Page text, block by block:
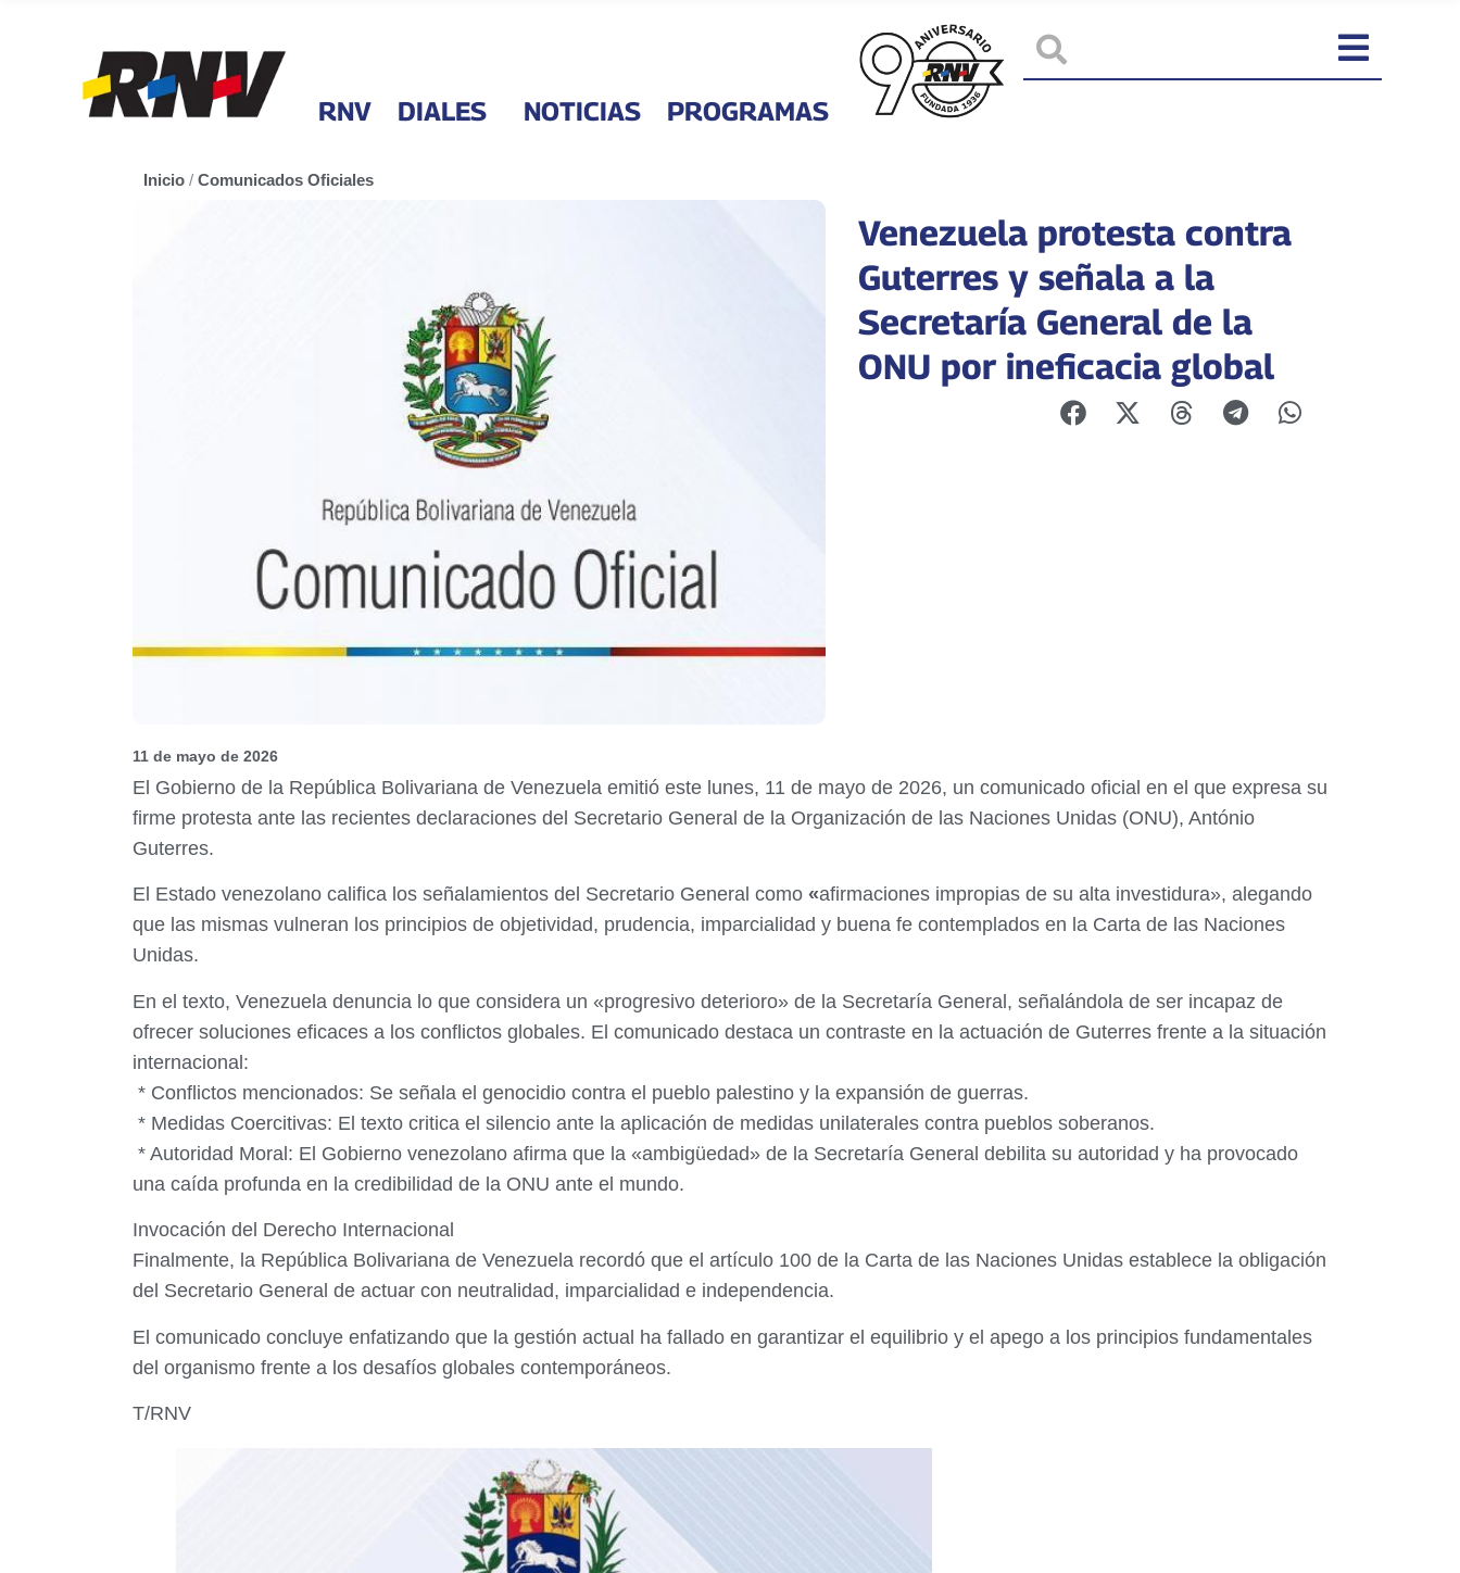
RNV DIALES NOTICIAS PROGRAMAS
Inicio / Comunicados Oficiales
Venezuela protesta contra
Guterres y señala a la
Secretaría General de la
ONU por ineficacia global
11 de mayo de 2026
El Gobierno de la República Bolivariana de Venezuela emitió este lunes, 11 de mayo de 2026, un comunicado oficial en el que expresa su
firme protesta ante las recientes declaraciones del Secretario General de la Organización de las Naciones Unidas (ONU), António
Guterres.
El Estado venezolano califica los señalamientos del Secretario General como «afirmaciones impropias de su alta investidura», alegando
que las mismas vulneran los principios de objetividad, prudencia, imparcialidad y buena fe contemplados en la Carta de las Naciones
Unidas.
En el texto, Venezuela denuncia lo que considera un «progresivo deterioro» de la Secretaría General, señalándola de ser incapaz de
ofrecer soluciones eficaces a los conflictos globales. El comunicado destaca un contraste en la actuación de Guterres frente a la situación
internacional:
* Conflictos mencionados: Se señala el genocidio contra el pueblo palestino y la expansión de guerras.
* Medidas Coercitivas: El texto critica el silencio ante la aplicación de medidas unilaterales contra pueblos soberanos.
* Autoridad Moral: El Gobierno venezolano afirma que la «ambigüedad» de la Secretaría General debilita su autoridad y ha provocado
una caída profunda en la credibilidad de la ONU ante el mundo.
Invocación del Derecho Internacional
Finalmente, la República Bolivariana de Venezuela recordó que el artículo 100 de la Carta de las Naciones Unidas establece la obligación
del Secretario General de actuar con neutralidad, imparcialidad e independencia.
El comunicado concluye enfatizando que la gestión actual ha fallado en garantizar el equilibrio y el apego a los principios fundamentales
del organismo frente a los desafíos globales contemporáneos.
T/RNV